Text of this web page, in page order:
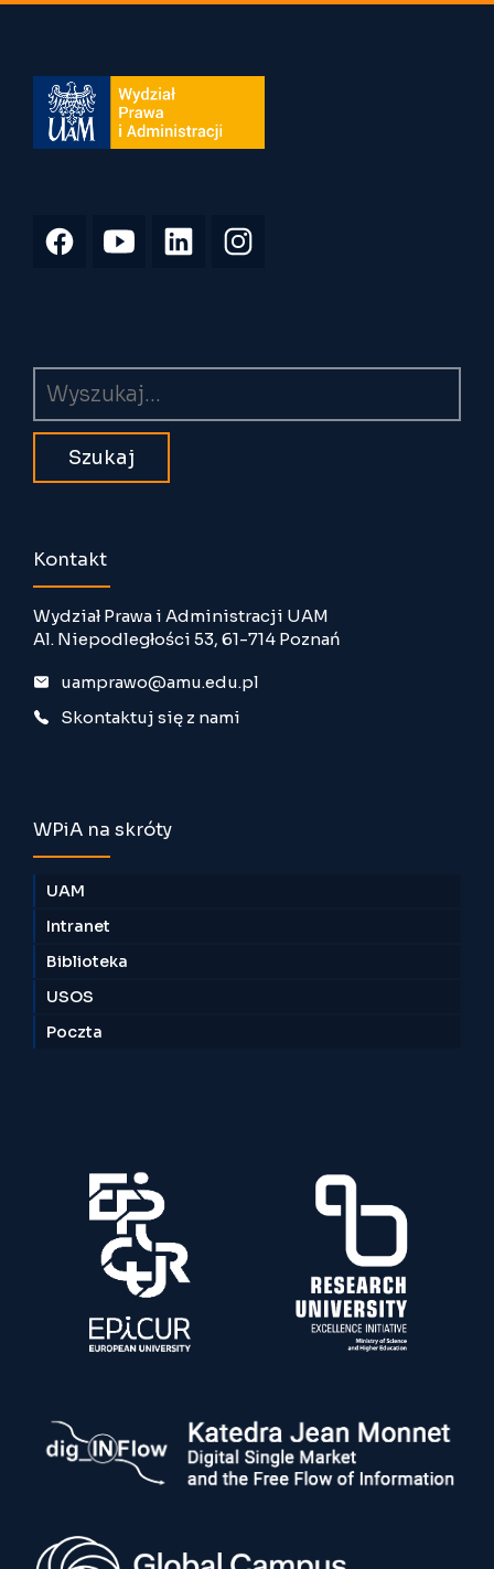
Wyszukiwarka
Kontakt
Wydział Prawa i Administracji UAM
Al. Niepodległości 53, 61-714 Poznań
uamprawo@amu.edu.pl
Skontaktuj się z nami
WPiA na skróty
UAM
Intranet
Biblioteka
USOS
Poczta